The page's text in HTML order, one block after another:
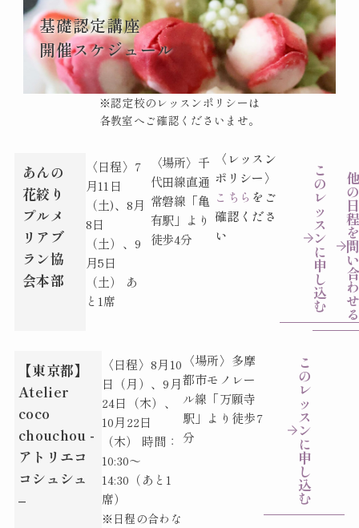
基礎認定講座
開催スケジュール
※認定校のレッスンポリシーは
各教室へご確認くださいませ。
あんの
花絞り
プルメ
リアブ
ラン協
会本部
〈日程〉 7
月11日
（土)、8月
8日
（土）、9
月5日
（土）
あ
と1席
〈場所〉千
代田線直通
常磐線「亀
有駅」より
徒歩4分
〈レッスン
ポリシー〉
こちら をご
確認くださ
い
こ
の
レ
ッ
ス
ン
に
申
し
込
む
他
の
日
程
を
問
い
合
わ
せ
る
【東京都】
Atelier
coco
chouchou -
アトリエコ
コシュシュ
–
〈日程〉8月10
日（月）、9月
24日（木）、
10月22日
（木） 時間：
10:30～
14:30（あと1
席）
※ 日程の合わな
〈場所〉多摩
都市モノレー
ル線「万願寺
駅」より徒歩7
分
こ
の
レ
ッ
ス
ン
に
申
し
込
む